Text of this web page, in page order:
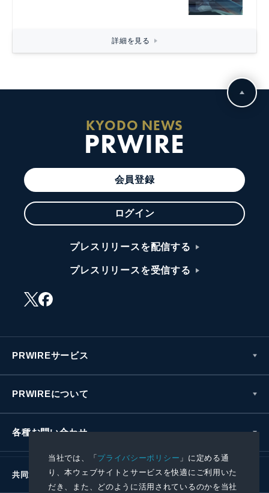
当社では、「プライバシーポリシー 」に定める通
り、本ウェブサイトとサービスを快適にご利用いた
だき、また、どのように活用されているのかを当社
詳細を見る
KYODO NEWS
PRWIRE
会員登録
ログイン
プレスリリースを配信する
プレスリリースを受信する
PRWIREサービス
PRWIREについて
各種お問い合わせ
共同通信社グループ